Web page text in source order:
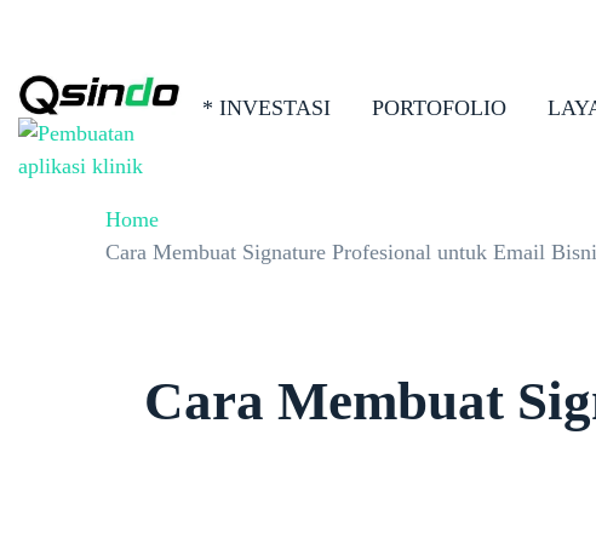
* INVESTASI PORTOFOLIO
Home
Cara Membuat Signature Profesional untuk Email
Cara Membuat